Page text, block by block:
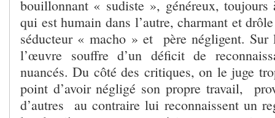
bouillonnant « sudiste », généreux, toujours
qui est humain dans l’autre, charmant et
séducteur « macho » et père négligent. Sur
l’œuvre souffre d’un déficit de
nuancés. Du côté des critiques, on le juge
point d’avoir négligé son propre travail,
d’autres au contraire lui reconnaissent un